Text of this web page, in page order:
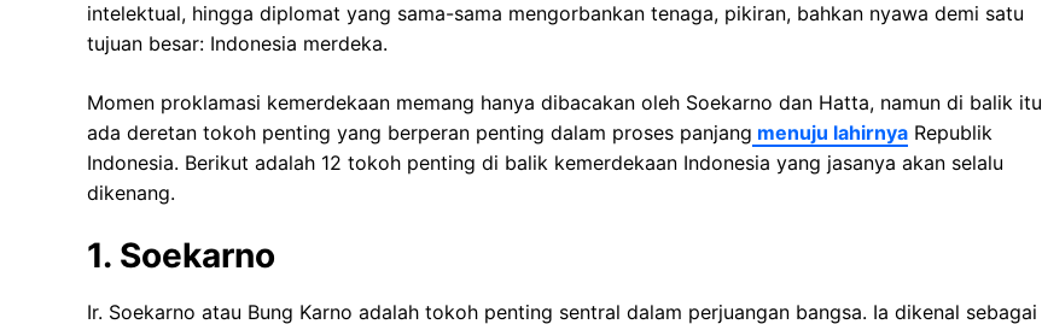
intelektual, hingga diplomat yang sama-sama mengorbankan tenaga, pikiran, bahkan nyawa demi satu
tujuan besar: Indonesia merdeka.
Momen proklamasi kemerdekaan memang hanya dibacakan oleh Soekarno dan Hatta, namun di balik itu
ada deretan tokoh penting yang berperan penting dalam proses panjang menuju lahirnya Republik
Indonesia. Berikut adalah 12 tokoh penting di balik kemerdekaan Indonesia yang jasanya akan selalu
dikenang.
1. Soekarno
Ir. Soekarno atau Bung Karno adalah tokoh penting sentral dalam perjuangan bangsa. Ia dikenal sebagai